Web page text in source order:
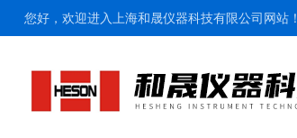
您好，欢迎进入上海和晟仪器科技有限公司网站！